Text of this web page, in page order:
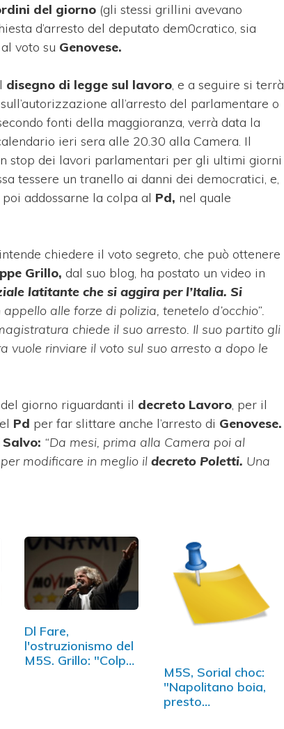
del giorno (gli stessi grillini avevano
d’arresto del deputato dem0cratico, sia
voto su Genovese.
disegno di legge sul lavoro , e a seguire si terrà
all’arresto del parlamentare o
fonti della maggioranza, verrà data la
ieri sera alle 20.30 alla Camera. Il
stop dei lavori parlamentari per gli ultimi giorni
tessere un tranello ai danni dei democratici, e,
addossarne la colpa al Pd, nel quale
intende chiedere il voto segreto, che può ottenere
Grillo, dal suo blog, ha postato un video in
latitante che si aggira per l’Italia. Si
alle forze di polizia, tenetelo d’occhio”.
chiede il suo arresto. Il suo partito gli
vuole rinviare il voto sul suo arresto a dopo le
giorno riguardanti il decreto Lavoro , per il
Pd per far slittare anche l’arresto di Genovese.
“Da mesi, prima alla Camera poi al
modificare in meglio il decreto Poletti. Una
Dl Fare,
l'ostruzionismo del
M5S. Grillo: "Colpo
M5S, Sorial choc:
"Napolitano boia,
presto